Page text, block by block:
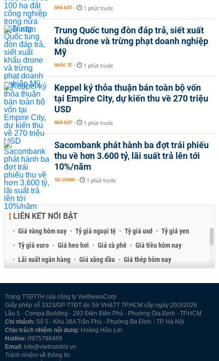
NHÀ ĐẤT - 1 phút trước
Trung Quốc tung đòn đáp trả, siết xuất
khẩu drone và trừng phạt doanh nghiệp
Mỹ
QUỐC TẾ - 1 phút trước
Keppel ký thỏa thuận bán toàn bộ vốn
tại Empire City, dự kiến thu về 270 triệu
USD
NHÀ ĐẤT - 1 phút trước
Sacombank phát hành ba đợt trái phiếu
thu về hơn 3.600 tỷ, lãi suất trả lên tới
10%/năm
TÀI CHÍNH - 1 phút trước
LIÊN KẾT NỔI BẬT
Giá vàng hôm nay Tỷ giá ngoại tệ Tỷ giá usd
Tỷ giá yen
Tỷ giá euro
Giá heo hơi Giá cà phê
Giá tiêu hôm nay
Lãi suất ngân hàng
Giá xăng dầu
Giá thép hôm nay
Trang TTĐTTH của công ty VietNewsCorp
Giấy phép số 3323/GP-TTĐT do Sở VH&TT TP.HCM cấp ngày 20/3/2026
Lầu 5 - Compa Building - 293 Điện Biên Phủ - Phường Gia Định - TP.HCM
Chi nhánh: Số 5 - Khu 38A Trần Phú - Phường Ba Đình - TP. Hà Nội
Chịu trách nhiệm nội dung: Hoàng Hữu Lợi
Hotline: 0975798489
Email: info@vietnambiz.vn
Trách nhiệm về thông tin